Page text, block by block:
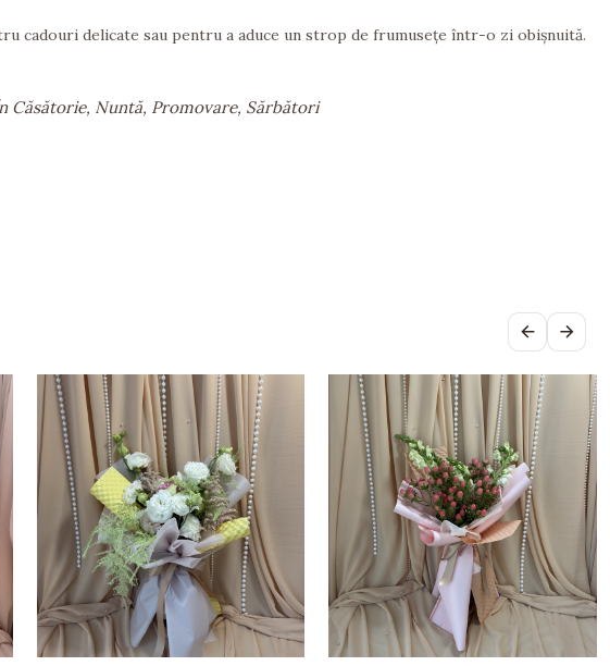
cadouri delicate sau pentru a aduce un strop de frumusețe într-o zi obișnuită.
Căsătorie, Nuntă, Promovare, Sărbători